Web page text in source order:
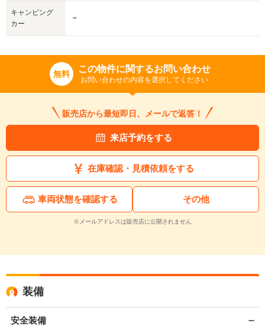
キャンピング
カー
－
無料 この物件に関するお問い合わせ
お問い合わせの内容を選択してください
販売店から最短即日、メールで返答！
来店予約をする
在庫確認・見積依頼をする
車両状態を確認する その他
※メールアドレスは販売店に公開されません
装備
安全装備